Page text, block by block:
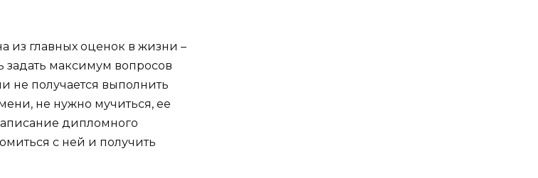
из главных оценок в жизни –
задать максимум вопросов
не получается выполнить
не нужно мучиться, ее
дипломного
с ней и получить